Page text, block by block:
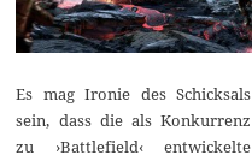
Es mag Ironie des Schicksals
sein, dass die als Konkurrenz
zu ›Battlefield‹ entwickelte